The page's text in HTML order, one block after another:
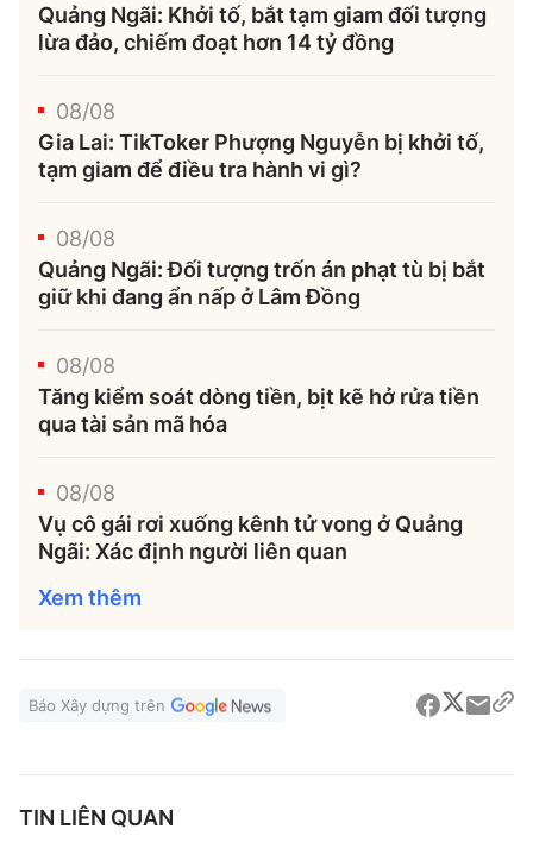
Quảng Ngãi: Khởi tố, bắt tạm giam đối tượng
lừa đảo, chiếm đoạt hơn 14 tỷ đồng
08/08
Gia Lai: TikToker Phượng Nguyễn bị khởi tố,
tạm giam để điều tra hành vi gì?
08/08
Quảng Ngãi: Đối tượng trốn án phạt tù bị bắt
giữ khi đang ẩn nấp ở Lâm Đồng
08/08
Tăng kiểm soát dòng tiền, bịt kẽ hở rửa tiền
qua tài sản mã hóa
08/08
Vụ cô gái rơi xuống kênh tử vong ở Quảng
Ngãi: Xác định người liên quan
Xem thêm
Báo Xây dựng trên
TIN LIÊN QUAN